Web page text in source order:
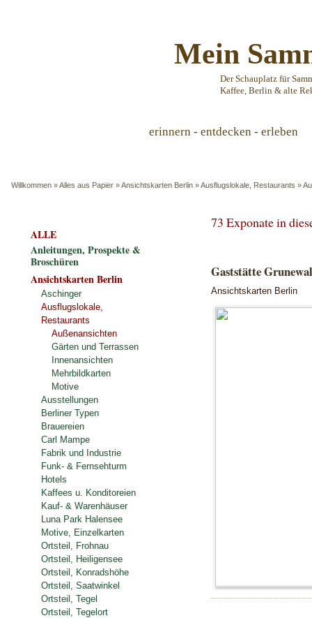
Mein
Der Schauplatz für
Kaffee, Berlin & alte
erinnern - entdecken - erleben
Willkommen »Alles aus Papier »Ansichtskarten Berlin »Ausflugslokale, Restaurants »
73 Exponate in
Gaststätte
Ansichtskarten Berlin
ALLE
Anleitungen, Prospekte &
Broschüren
Ansichtskarten Berlin
Aschinger
Ausflugslokale,
Restaurants
Außenansichten
Gärten und Terrassen
Innenansichten
Mehrbildkarten
Motive
Ausstellungen
Berliner Typen
Brauereien
Carl Mampe
Fabrik und Industrie
Funk- & Fernsehturm
Hotels
Kaffees u. Konditoreien
Kauf- & Warenhäuser
Luna Park Halensee
Motive, Einzelkarten
Ortsteil, Frohnau
Ortsteil, Heiligensee
Ortsteil, Konradshöhe
Ortsteil, Saatwinkel
Ortsteil, Tegel
Ortsteil, Tegelort